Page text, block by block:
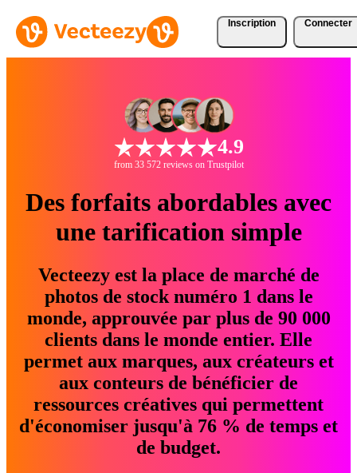
Inscription Connecter
4.9
from 33 572 reviews on Trustpilot
Des forfaits abordables avec
une tarification simple
Vecteezy est la place de marché de
photos de stock numéro 1 dans le
monde, approuvée par plus de 90 000
clients dans le monde entier. Elle
permet aux marques, aux créateurs et
aux conteurs de bénéficier de
ressources créatives qui permettent
d'économiser jusqu'à 76 % de temps et
de budget.